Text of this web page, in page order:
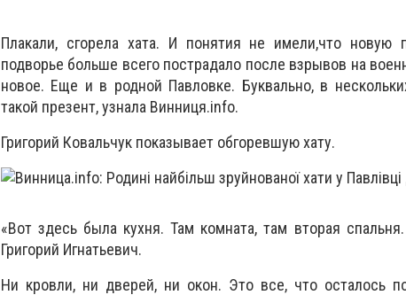
Плакали, сгорела хата. И понятия не имели,что новую
подворье больше всего пострадало после взрывов на
новое. Еще и в родной Павловке. Буквально, в
такой презент, узнала Винниця.info.
Григорий Ковальчук показывает обгоревшую хату.
«Вот здесь была кухня. Там комната, там вторая
Григорий Игнатьевич.
Ни кровли, ни дверей, ни окон. Это все, что осталось